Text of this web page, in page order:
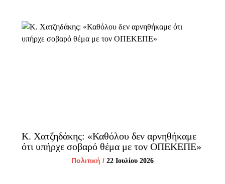
Κ. Χατζηδάκης: «Καθόλου δεν αρνηθήκαμε
ότι υπήρχε σοβαρό θέμα με τον ΟΠΕΚΕΠΕ»
Πολιτική / 22 Ιουλίου 2026